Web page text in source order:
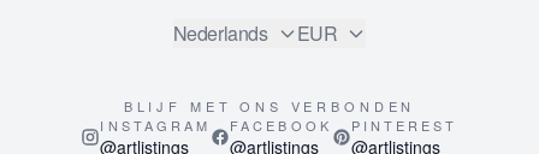
Nederlands EUR
BLIJF MET ONS VERBONDEN
INSTAGRAM
@artlistings
FACEBOOK
@artlistings
PINTEREST
@artlistings